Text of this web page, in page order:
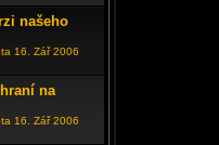
našeho
16. Zář 2006
na
16. Zář 2006